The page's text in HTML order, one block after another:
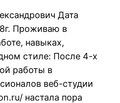
Дата
Проживаю в
навыках,
стиле: После 4-х
работы в
веб-студии
настала пора